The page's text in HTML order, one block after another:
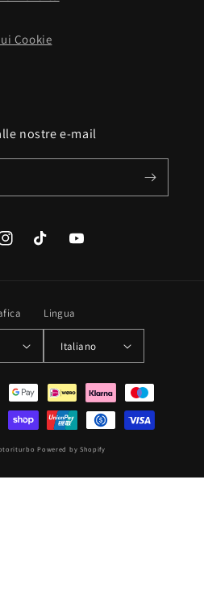
Cookie
nostre e-mail
TikTok YouTube
Lingua
Italiano
Powered by Shopify